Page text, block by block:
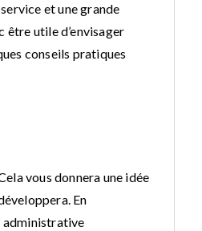
et une grande
être utile d’envisager
conseils pratiques
vous donnera une idée
En
administrative